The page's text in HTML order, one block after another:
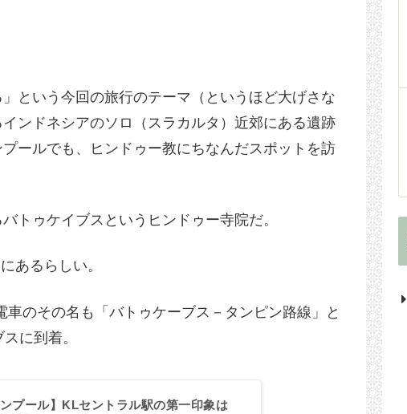
という今回の旅行のテーマ（というほど大げさな
ンドネシアのソロ（スラカルタ）近郊にある遺跡
ールでも、ヒンドゥー教にちなんだスポットを訪
トゥケイブスというヒンドゥー寺院だ。
あるらしい。
のその名も「バトゥケーブス－タンピン路線」と
に到着。
プール】KLセントラル駅の第一印象は